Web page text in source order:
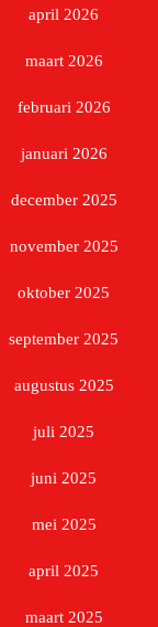
april 2026
maart 2026
februari 2026
januari 2026
december 2025
november 2025
oktober 2025
september 2025
augustus 2025
juli 2025
juni 2025
mei 2025
april 2025
maart 2025